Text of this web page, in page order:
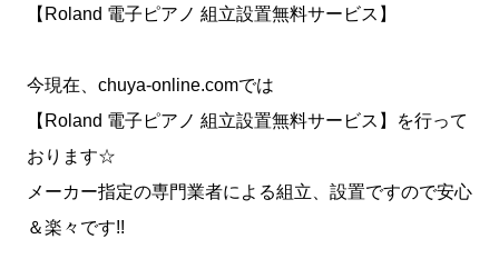
【Roland 電子ピアノ 組立設置無料サービス】
今現在、chuya-online.comでは
【Roland 電子ピアノ 組立設置無料サービス】を行って
おります☆
メーカー指定の専門業者による組立、設置ですので安心
＆楽々です!!